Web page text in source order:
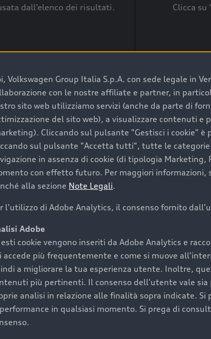
dall’elenco dei risultati. Clicca
di acquistare
usata è una decisione che coniuga
la garanzia inclusa e l’affidabilità del marchio.
prima di
da considerare prima di acquistare un’auto
un valore contenuto corrisponde a uno stato
tagliandi: una documentazione completa della
carrozzeria e degli interni: una buona
motore, trasmissione e componenti
Volkswagen Group Italia S.p.A. con sede legale in
con le nostre affiliate e partner, in
sito web utilizziamo servizi (anche da parte di
del sito web), a visualizzare contenuti e
Cliccando sul pulsante "Gestisci i cookie"
sul pulsante "Accetta tutti", tutte le
in assenza di cookie (di tipologia
con effetto futuro. Per maggiori informazioni,
alla sezione Note Legali.
l'utilizzo di Adobe Analytics, il consenso fornito
Adobe
cookie vengono inseriti da Adobe Analytics e
accede più frequentemente e come si muove
a migliorare la tua esperienza utente. Inoltre,
più pertinenti. Il consenso dell'utente vale
analisi in relazione alle finalità sopra indicate. Si
in qualsiasi momento. Si prega di